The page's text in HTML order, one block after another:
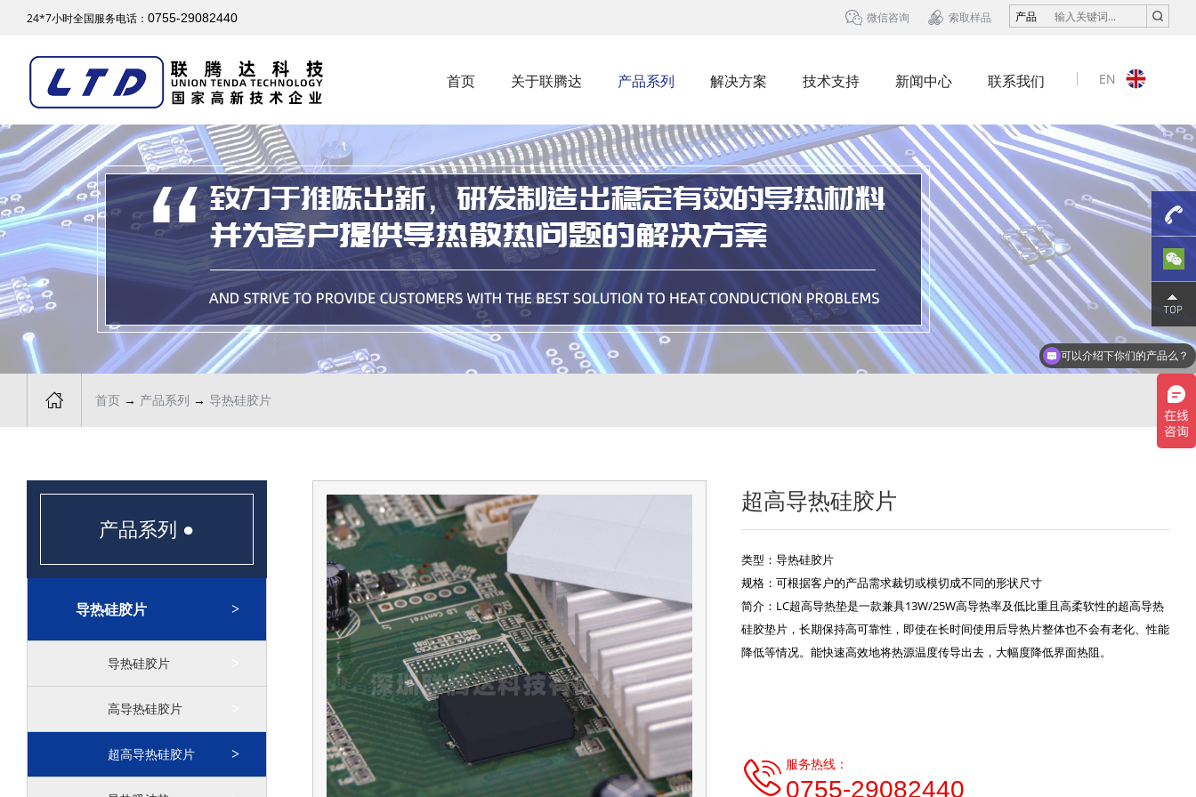
24*7小时全国服务电话： 0755-29082440  微信咨询  索取样品 产品
首页 关于联腾达 产品系列 解决方案 技术支持 新闻中心 联系我们 EN
 首页 → 产品系列 → 导热硅胶片
产品系列 ●
导热硅胶片
导热硅胶片
高导热硅胶片
超高导热硅胶片
超高导热硅胶片
类型：导热硅胶片
规格：可根据客户的产品需求裁切或模切成不同的形状尺寸
简介：LC超高导热垫是一款兼具13W/25W高导热率及低比重且高柔软性的超高导热
硅胶垫片，长期保持高可靠性，即使在长时间使用后导热片整体也不会有老化、性能
降低等情况。能快速高效地将热源温度传导出去，大幅度降低界面热阻。
服务热线：
0755-29082440
可以介绍下你们的产品么？
你们是怎么收费的呢？